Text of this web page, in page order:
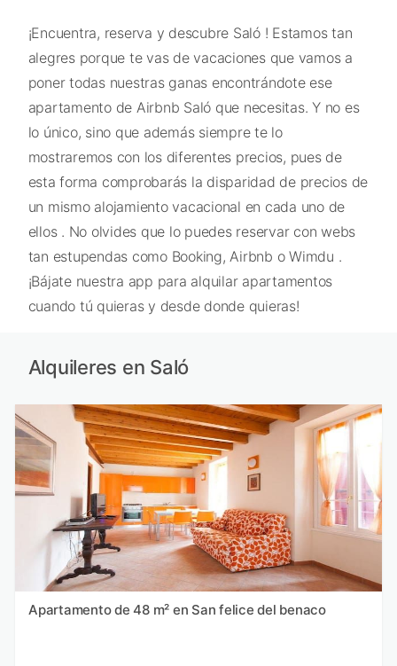
¡Encuentra, reserva y descubre Saló ! Estamos tan
alegres porque te vas de vacaciones que vamos a
poner todas nuestras ganas encontrándote ese
apartamento de Airbnb Saló que necesitas. Y no es
lo único, sino que además siempre te lo
mostraremos con los diferentes precios, pues de
esta forma comprobarás la disparidad de precios de
un mismo alojamiento vacacional en cada uno de
ellos . No olvides que lo puedes reservar con webs
tan estupendas como Booking, Airbnb o Wimdu .
¡Bájate nuestra app para alquilar apartamentos
cuando tú quieras y desde donde quieras!
Alquileres en Saló
Apartamento de 48 m² en San felice del benaco